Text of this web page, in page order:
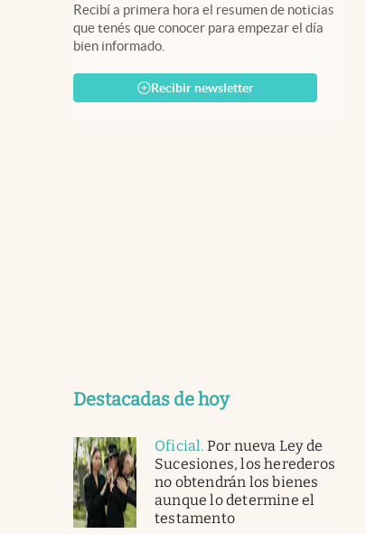
Recibí a primera hora el resumen de noticias
que tenés que conocer para empezar el día
bien informado.
Recibir newsletter
Destacadas de hoy
Oficial. Por nueva Ley de
Sucesiones, los herederos
no obtendrán los bienes
aunque lo determine el
testamento